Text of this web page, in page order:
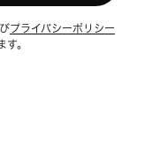
プライバシーポリシー
。